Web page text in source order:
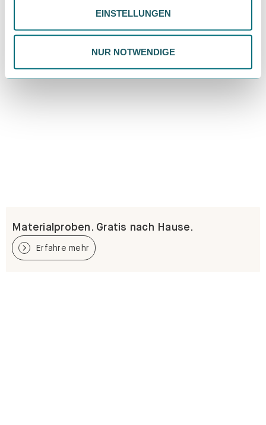
ändern. Weitere Informationen findest du in unserer
Datenschutzrichtlinie.
EINSTELLUNGEN
NUR NOTWENDIGE
Materialproben. Gratis nach Hause.
Erfahre mehr